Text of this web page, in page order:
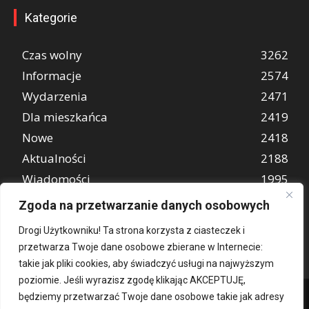
Zgoda na przetwarzanie danych osobowych
Drogi Użytkowniku! Ta strona korzysta z ciasteczek i
przetwarza Twoje dane osobowe zbierane w Internecie:
takie jak pliki cookies, aby świadczyć usługi na najwyższym
poziomie. Jeśli wyrazisz zgodę klikając AKCEPTUJĘ,
będziemy przetwarzać Twoje dane osobowe takie jak adresy
Kategorie
Czas wolny
3262
Informacje
2574
Wydarzenia
2471
Dla mieszkańca
2419
Nowe
2418
Aktualności
2188
Wiadomości
1995
REKLAMA
847